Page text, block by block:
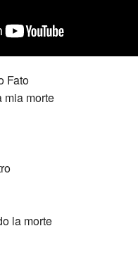
Fato
mia morte
la morte